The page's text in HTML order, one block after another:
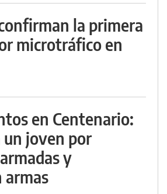
la primera
microtráfico en
en Centenario:
joven por
y
armas